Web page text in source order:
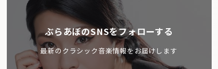
ぶらあぼのSNSをフォローする
最新のクラシック音楽情報をお届けします